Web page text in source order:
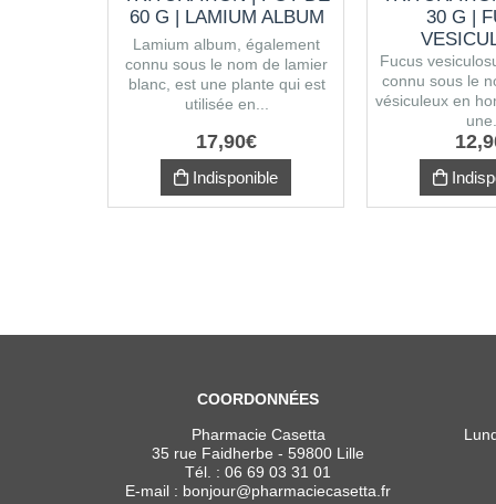
60 G | LAMIUM ALBUM
Lamium album, également
connu sous le nom de lamier
blanc, est une plante qui est
utilisée en...
17,90€
Indisponible
30 G |
Fucus
connu sous le
vésiculeux en
une...
12,
COORDONNÉES
Pharmacie Casetta
35 rue Faidherbe - 59800 Lille
Tél. :06 69 03 31 01
E-mail : bonjour@pharmaciecasetta.fr